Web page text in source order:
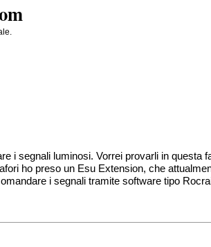
i segnali luminosi. Vorrei provarli in questa
ho preso un Esu Extension, che
i segnali tramite software tipo